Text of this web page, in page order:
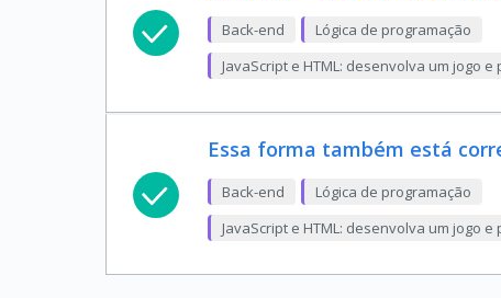
Back-end
Lógica de programação
JavaScript e HTML: desenvolva um jogo
Essa forma também está
Back-end
Lógica de programação
JavaScript e HTML: desenvolva um jogo